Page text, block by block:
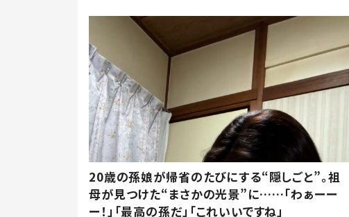
20歳の孫娘が帰省のたびにする“隠しごと”。祖
母が見つけた“まさかの光景”に……「わぁーー
ー！」「最高の孫だ」「これいいですね」